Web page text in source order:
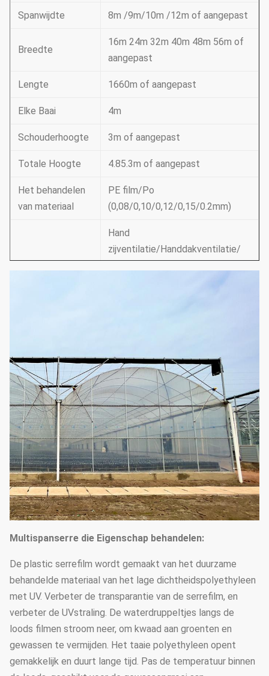
Spanwijdte 8m /9m/10m /12m of aangepast
Breedte
16m 24m 32m 40m 48m 56m of
aangepast
Lengte 1660m of aangepast
Elke Baai 4m
Schouderhoogte 3m of aangepast
Totale Hoogte 4.85.3m of aangepast
Het behandelen
van materiaal
PE film/Po
(0,08/0,10/0,12/0,15/0.2mm)
Hand
zijventilatie/Handdakventilatie/
(kies volgens uw
behoeften)
het in de schaduw stellen van
systeem
De boogafstand 1.33m / 1.2/1,0/2,0 of aangepast
Boogdiameter
25mm, 32mm, 48mm of
aangepast
Hoofdpijler
50mm, 60mm, 76mm, 89mm,
114mm, 50X70mm, 60X80mm
50x100mm, 80x80mm,
Norm: 60mm, 50X70mm,
40x80mm, 80X80mm… enz.
De dikte van de
staalbuis
1.5mm, 2.0mm, 2.5mm, 3.0mm,
3.5mm of aangepast
Stichting Punt concrete basis
Multispanserre die Eigenschap behandelen:
De plastic serrefilm wordt gemaakt van het duurzame
behandelde materiaal van het lage dichtheidspolyethyleen
met UV. Verbeter de transparantie van de serrefilm, en
verbeter de UVstraling. De waterdruppeltjes langs de
loods filmen stroom neer, om kwaad aan groenten en
gewassen te vermijden. Het taaie polyethyleen opent
gemakkelijk en duurt lange tijd. Pas de temperatuur binnen